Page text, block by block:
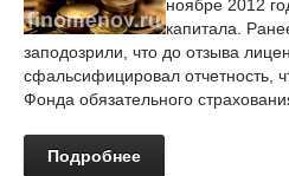
ноябре 2012
капитала.
заподозрили, что до отзыва
сфальсифицировал отчетность,
Фонда обязательного
Подробнее